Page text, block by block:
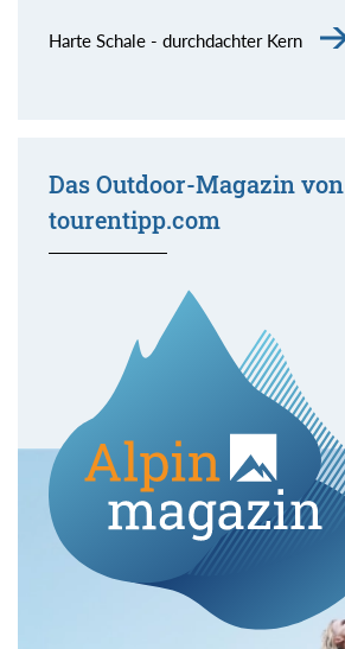
Harte Schale - durchdachter Kern
Das Outdoor-Magazin von
tourentipp.com